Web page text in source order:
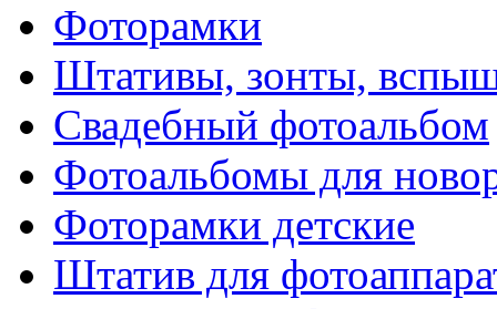
Фоторамки
Штативы, зонты,
Свадебный фотоальбом
Фотоальбомы для
Фоторамки детские
Штатив для